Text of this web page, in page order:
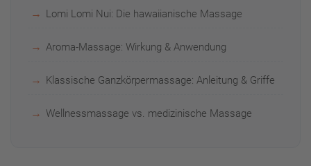
Lomi Lomi Nui: Die hawaiianische Massage
Aroma-Massage: Wirkung & Anwendung
Klassische Ganzkörpermassage: Anleitung & Griffe
Wellnessmassage vs. medizinische Massage